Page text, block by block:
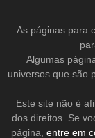
As páginas para
Algumas
universos que são
Este site não é
dos direitos. Se
página, entre em